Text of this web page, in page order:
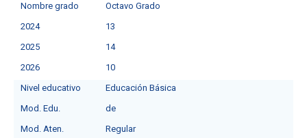
Nombre grado
Octavo Grado
2024
13
2025
14
2026
10
Nivel educativo
Educación Básica
Mod. Edu.
de
Mod. Aten.
Regular